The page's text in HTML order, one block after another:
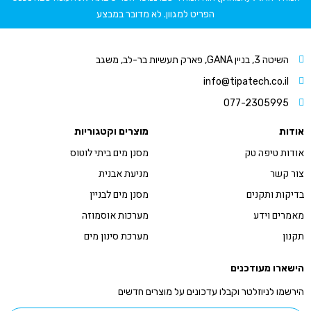
הפריט למגוון. לא מדובר במבצע
השיטה 3, בניין GANA, פארק תעשיות בר-לב, משגב
info@tipatech.co.il
077-2305995
אודות
אודות טיפה טק
צור קשר
בדיקות ותקנים
מאמרים וידע
תקנון
מוצרים וקטגוריות
מסנן מים ביתי לוטוס
מניעת אבנית
מסנן מים לבניין
מערכות אוסמוזה
מערכת סינון מים
הישארו מעודכנים
הירשמו לניוזלטר וקבלו עדכונים על מוצרים חדשים